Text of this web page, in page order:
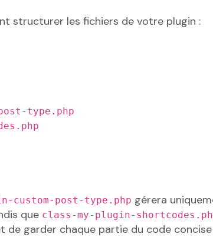
structurer les fichiers de votre plugin :
type.php
custom-post-type.php gérera
que class-my-plugin-
de garder chaque partie du code